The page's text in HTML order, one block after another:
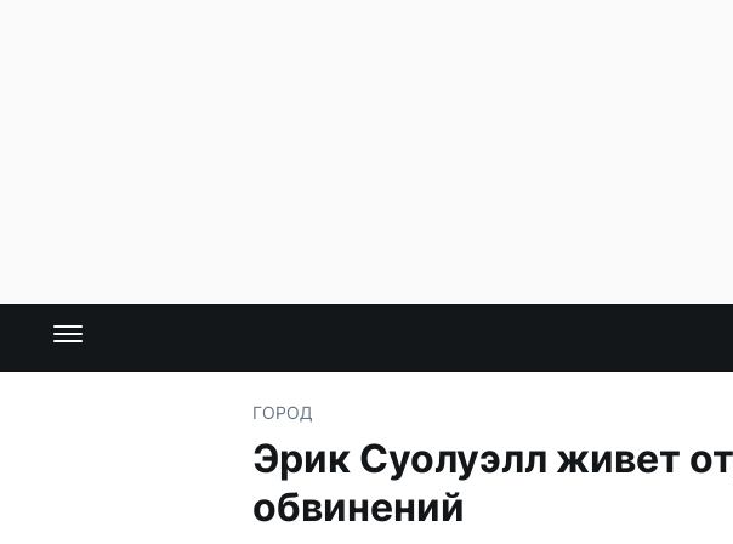
ГОРОД
Эрик Суолуэлл живет
обвинений